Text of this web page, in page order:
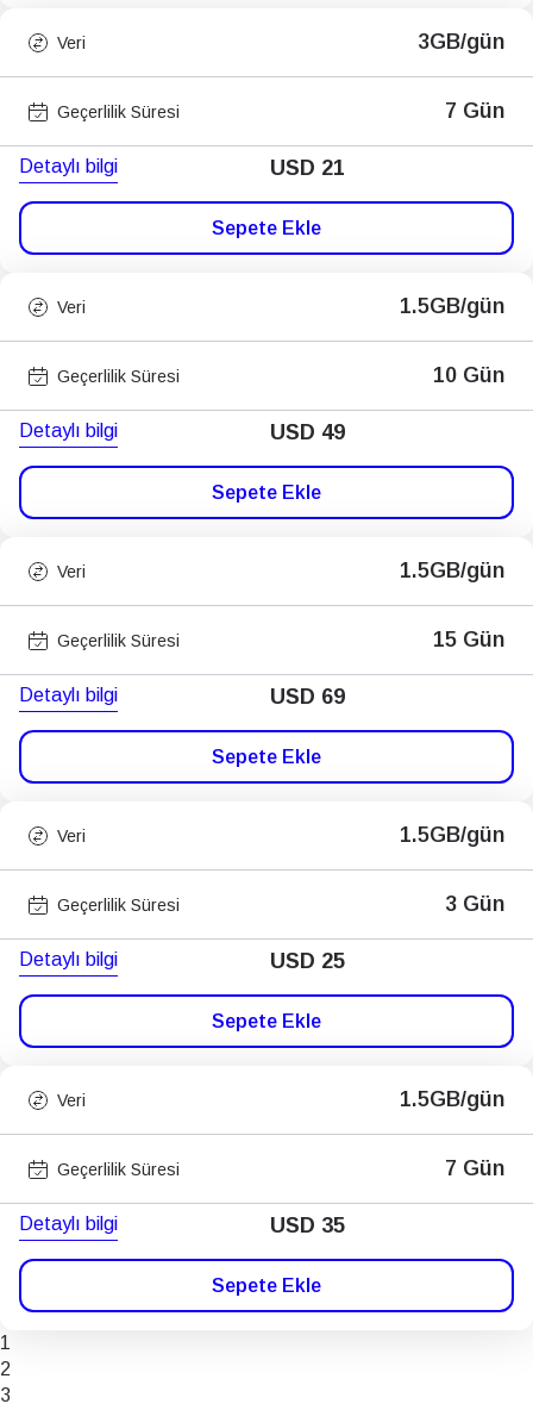
Veri 3GB/gün
Geçerlilik Süresi 7 Gün
Detaylı bilgi USD 21
Sepete Ekle
Veri 1.5GB/gün
Geçerlilik Süresi 10 Gün
Detaylı bilgi USD 49
Sepete Ekle
Veri 1.5GB/gün
Geçerlilik Süresi 15 Gün
Detaylı bilgi USD 69
Sepete Ekle
Veri 1.5GB/gün
Geçerlilik Süresi 3 Gün
Detaylı bilgi USD 25
Sepete Ekle
Veri 1.5GB/gün
Geçerlilik Süresi 7 Gün
Detaylı bilgi USD 35
Sepete Ekle
1
2
3